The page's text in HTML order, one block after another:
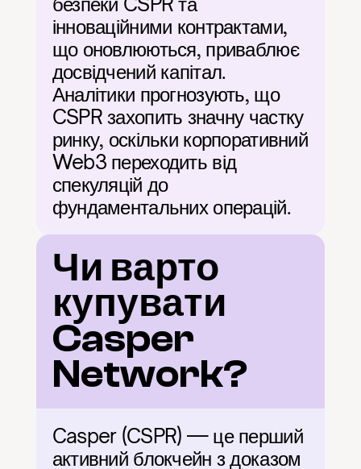
інноваційними контрактами,
що оновлюються, приваблює
досвідчений капітал.
Аналітики прогнозують, що
CSPR захопить значну частку
ринку, оскільки корпоративний
Web3 переходить від
спекуляцій до
фундаментальних операцій.
Чи варто
купувати
Casper
Network?
Casper (CSPR) — це перший
активний блокчейн з доказом